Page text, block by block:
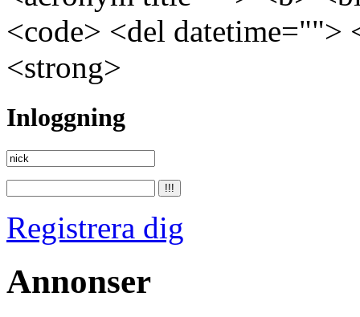
<code> <del
<strong>
Inloggning
Registrera dig
Annonser